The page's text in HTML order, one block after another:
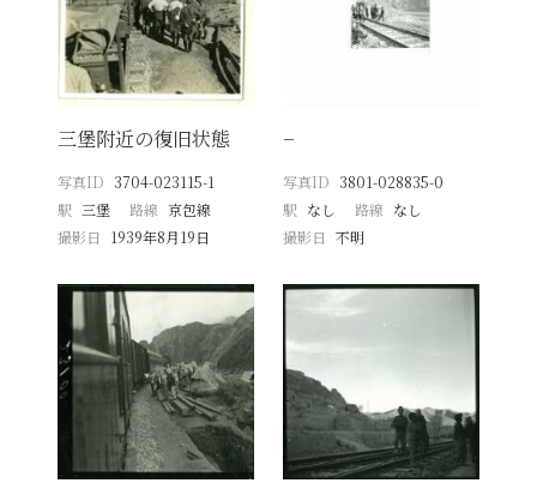
三堡附近の復旧状態
写真ID 3704-023115-1
駅 三堡 路線 京包線
撮影日
1939年8月19日
−
写真ID 3801-028835-0
駅 なし 路線 なし
撮影日 不明